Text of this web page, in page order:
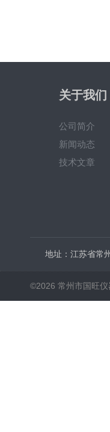
关于我们
公司简介
新闻动态
技术文章
地址：江苏省常
©2026 常州市国旺